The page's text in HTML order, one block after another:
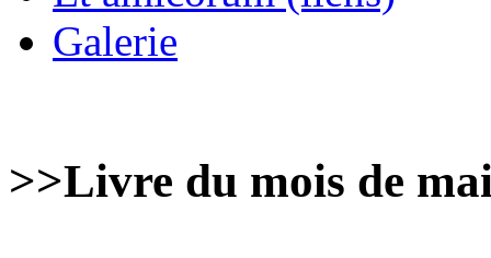
Galerie
>>Livre du mois de